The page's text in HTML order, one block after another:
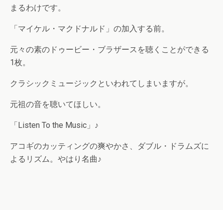
まるわけです。
「マイケル・マクドナルド」の加入する前。
元々の素のドゥービー・ブラザースを聴くことができる
1枚。
クラシックミュージックといわれてしまいますが。
元祖の音を聴いてほしい。
「Listen To the Music」♪
アコギのカッティングの爽やかさ、ダブル・ドラムズに
よるリズム。やはり名曲♪